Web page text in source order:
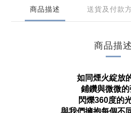
商品描述 送貨及付款
商品描述
如同煙火綻放
鋪鑽與微微
閃爍360度的
與我們擁抱每個不